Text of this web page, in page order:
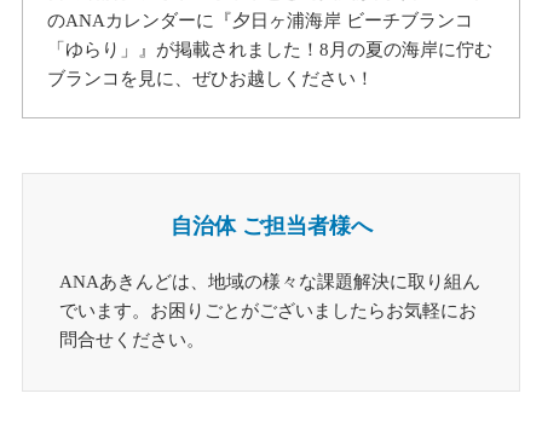
のANAカレンダーに『夕日ヶ浦海岸 ビーチブランコ
「ゆらり」』が掲載されました！8月の夏の海岸に佇む
ブランコを見に、ぜひお越しください！
自治体 ご担当者様へ
ANAあきんどは、地域の様々な課題解決に取り組ん
でいます。お困りごとがございましたらお気軽にお
問合せください。